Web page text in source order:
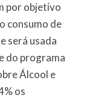
por objetivo
consumo de
será usada
do programa
Álcool e
os